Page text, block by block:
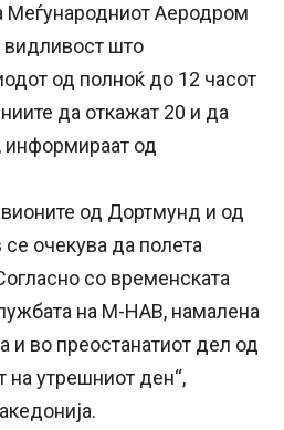
Меѓународниот Аеродром
видливост што
од полноќ до 12 часот
да откажат 20 и да
информираат од
од Дортмунд и од
очекува да полета
со временската
на М-НАВ, намалена
и во преостанатиот дел од
на утрешниот ден“,